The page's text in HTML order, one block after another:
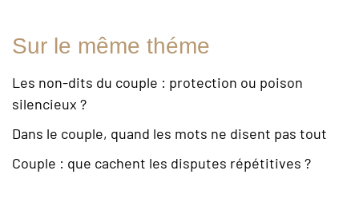
Sur le même théme
Les non-dits du couple : protection ou poison
silencieux ?
Dans le couple, quand les mots ne disent pas tout
Couple : que cachent les disputes répétitives ?